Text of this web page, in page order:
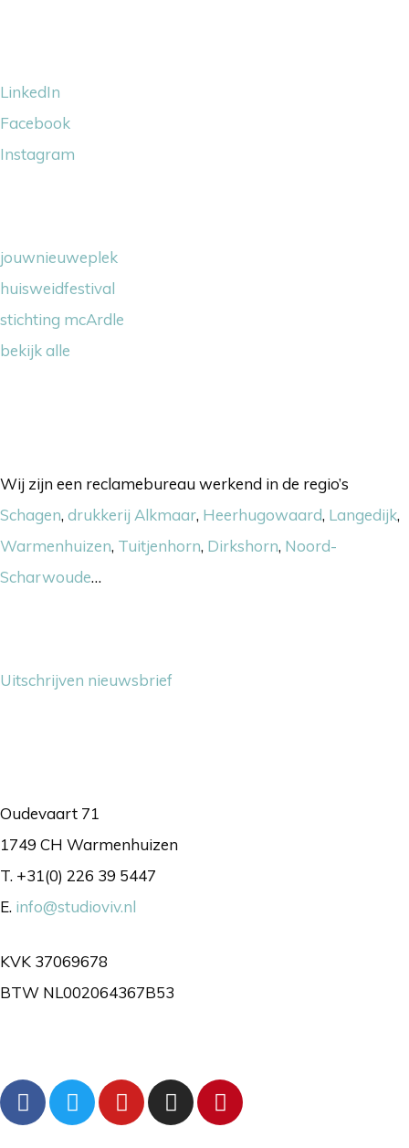
LinkedIn
Facebook
Instagram
jouwnieuweplek
huisweidfestival
stichting mcArdle
bekijk alle
Wij zijn een reclamebureau werkend in de regio’s
Schagen, drukkerij Alkmaar, Heerhugowaard, Langedijk,
Warmenhuizen, Tuitjenhorn, Dirkshorn, Noord-
Scharwoude…
Uitschrijven nieuwsbrief
Oudevaart 71
1749 CH Warmenhuizen
T. +31(0) 226 39 5447
E. info@studioviv.nl
KVK 37069678
BTW NL002064367B53